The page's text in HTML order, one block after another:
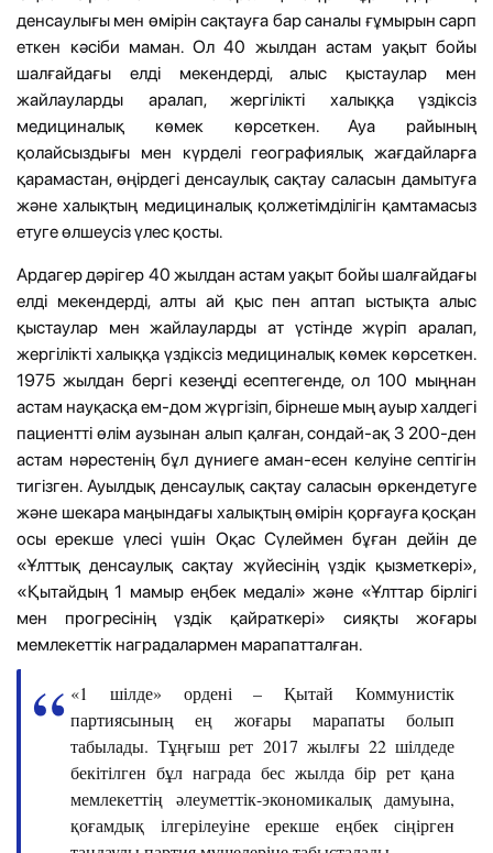
денсаулығы мен өмірін сақтауға бар саналы ғұмырын сарп
еткен кәсіби маман. Ол 40 жылдан астам уақыт бойы
шалғайдағы елді мекендерді, алыс қыстаулар мен
жайлауларды аралап, жергілікті халыққа үздіксіз
медициналық көмек көрсеткен. Ауа райының
қолайсыздығы мен күрделі географиялық жағдайларға
қарамастан, өңірдегі денсаулық сақтау саласын дамытуға
және халықтың медициналық қолжетімділігін қамтамасыз
етуге өлшеусіз үлес қосты.
Ардагер дәрігер 40 жылдан астам уақыт бойы шалғайдағы
елді мекендерді, алты ай қыс пен аптап ыстықта алыс
қыстаулар мен жайлауларды ат үстінде жүріп аралап,
жергілікті халыққа үздіксіз медициналық көмек көрсеткен.
1975 жылдан бергі кезеңді есептегенде, ол 100 мыңнан
астам науқасқа ем-дом жүргізіп, бірнеше мың ауыр халдегі
пациентті өлім аузынан алып қалған, сондай-ақ 3 200-ден
астам нәрестенің бұл дүниеге аман-есен келуіне септігін
тигізген. Ауылдық денсаулық сақтау саласын өркендетуге
және шекара маңындағы халықтың өмірін қорғауға қосқан
осы ерекше үлесі үшін Оқас Сүлеймен бұған дейін де
«Ұлттық денсаулық сақтау жүйесінің үздік қызметкері»,
«Қытайдың 1 мамыр еңбек медалі» және «Ұлттар бірлігі
мен прогресінің үздік қайраткері» сияқты жоғары
мемлекеттік наградалармен марапатталған.
«1 шілде» ордені – Қытай Коммунистік
партиясының ең жоғары марапаты болып
табылады. Тұңғыш рет 2017 жылғы 22 шілдеде
бекітілген бұл награда бес жылда бір рет қана
мемлекеттің әлеуметтік-экономикалық дамуына,
қоғамдық ілгерілеуіне ерекше еңбек сіңірген